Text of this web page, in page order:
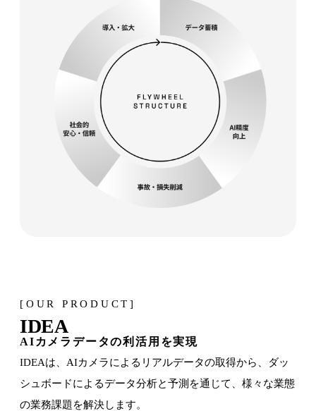
[OUR PRODUCT]
IDEA
AIカメラデータの利活用を実現
IDEAは、AIカメラによるリアルデータの取得から、ダッ
シュボードによるデータ分析と予測を通じて、様々な業態
の業務課題を解決します。